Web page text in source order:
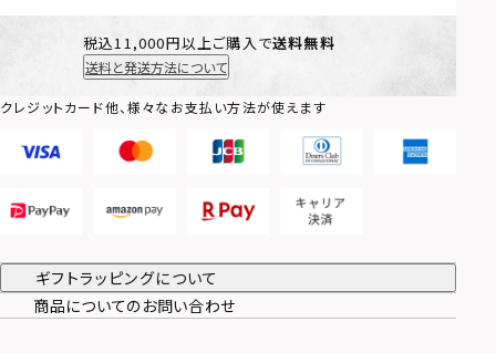
税込11,000円以上ご購入で送料無料
送料と発送方法について
クレジットカード他、様々なお支払い方法が使えます
ギフトラッピングについて
商品についてのお問い合わせ